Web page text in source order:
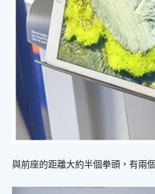
與前座的距離大約半個拳頭，有兩